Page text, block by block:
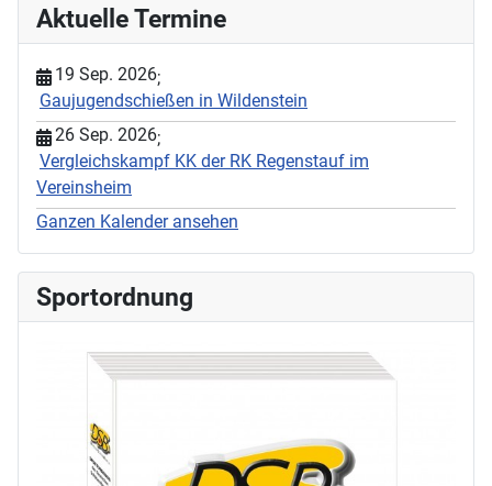
Aktuelle Termine
19 Sep. 2026;
Gaujugendschießen in Wildenstein
26 Sep. 2026;
Vergleichskampf KK der RK Regenstauf im
Vereinsheim
Ganzen Kalender ansehen
Sportordnung